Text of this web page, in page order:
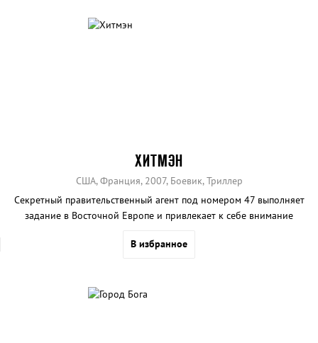
ХИТМЭН
США, Франция, 2007, Боевик, Триллер
Секретный правительственный агент под номером 47 выполняет
задание в Восточной Европе и привлекает к себе внимание
В избранное